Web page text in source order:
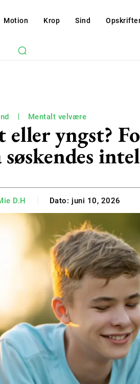
Motion Krop Sind
Mentalt velvære
yngst?
D.H Dato: juni 10, 2026